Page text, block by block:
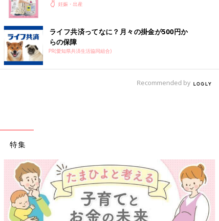
妊娠・出産
ライフ共済ってなに？月々の掛金が500円か
らの保障
PR(愛知県共済生活協同組合)
Recommended by
特集